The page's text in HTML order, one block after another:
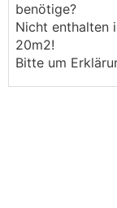
benötige?
Nicht enthalten
20m2!
Bitte um